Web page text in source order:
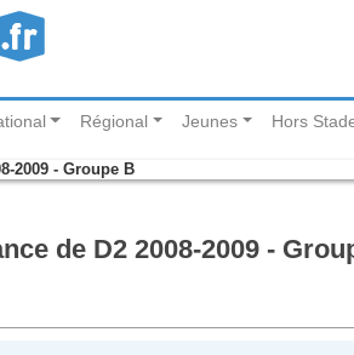
Régional Jeunes Hors
2009 - Groupe B
de D2 2008-2009 -